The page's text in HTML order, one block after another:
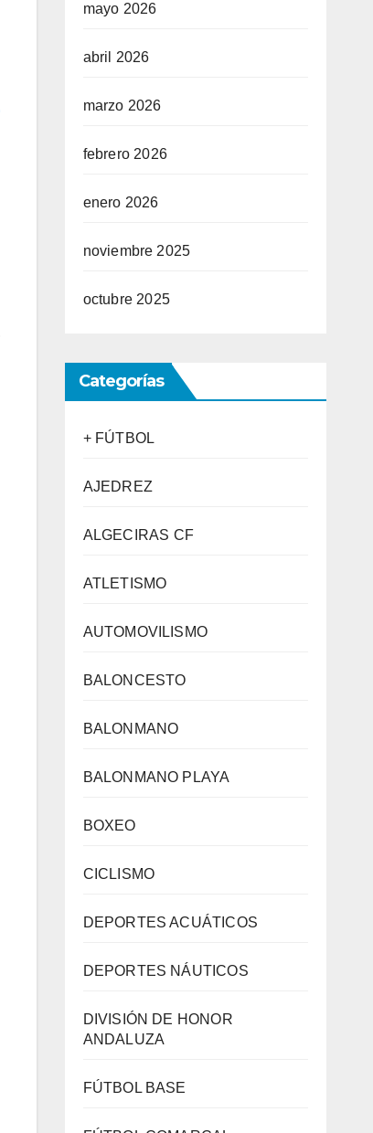
mayo 2026
abril 2026
marzo 2026
febrero 2026
enero 2026
noviembre 2025
octubre 2025
Categorías
+ FÚTBOL
AJEDREZ
ALGECIRAS CF
ATLETISMO
AUTOMOVILISMO
BALONCESTO
BALONMANO
BALONMANO PLAYA
BOXEO
CICLISMO
DEPORTES ACUÁTICOS
DEPORTES NÁUTICOS
DIVISIÓN DE HONOR
ANDALUZA
FÚTBOL BASE